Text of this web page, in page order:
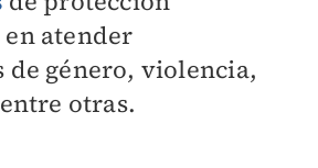
atender
de género, violencia,
otras.